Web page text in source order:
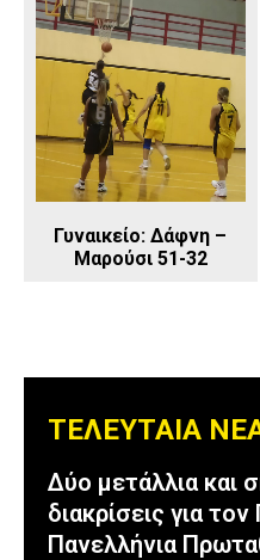
Γυναικείο: Δάφνη –
Μαρούσι 51-32
ΤΕΛΕΥΤΑΙΑ
Δύο μετάλλια και
διακρίσεις για
Πανελλήνια